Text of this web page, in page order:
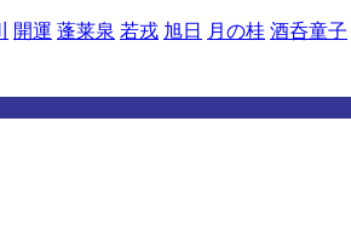
開運 蓬莱泉 若戎 旭日 月の桂 酒呑童子